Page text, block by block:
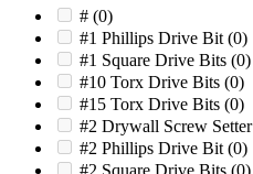
18XP
1922(0)
19XP(0)
19XPC(0)
1P24(0)
2(0)
20 Typhoon(0)
20/20(0)
# (0)
#1 Phillips Drive Bit (0)
#1 Square Drive Bits (0)
#10 Torx Drive Bits (0)
#15 Torx Drive Bits (0)
#2 Drywall Screw Setter
#2 Phillips Drive Bit (0)
#2 Square Drive Bits (0)